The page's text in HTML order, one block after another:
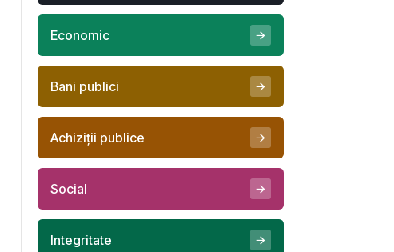
Economic
Bani publici
Achiziţii publice
Social
Integritate